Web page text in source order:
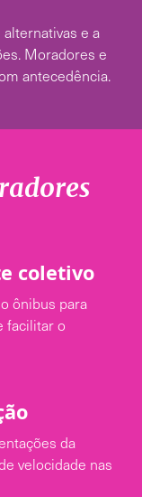
e a
Moradores e
antecedência.
coletivo
ônibus para
facilitar o
da
velocidade nas